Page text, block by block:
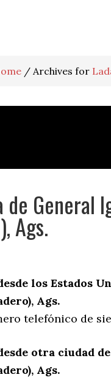
/ Archives for
de General
Ags.
los Estados
Ags.
telefónico de
otra ciudad
Ags.